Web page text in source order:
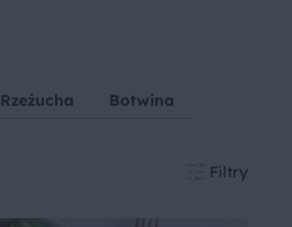
Rzeżucha Botwina
Filtry